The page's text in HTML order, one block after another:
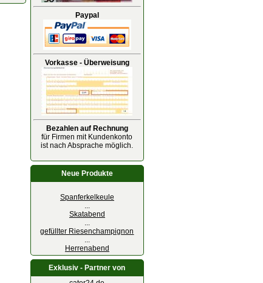
Paypal
Vorkasse - Überweisung
Bezahlen auf Rechnung
für Firmen mit Kundenkonto
ist nach Absprache möglich.
Neue Produkte
Spanferkelkeule
...
Skatabend
...
gefüllter Riesenchampignon
...
Herrenabend
Exklusiv - Partner von